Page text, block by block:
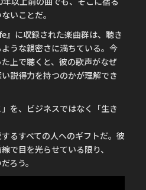
いことだ。
』に収録された楽曲群は、聴き
うな親密さに満ちている。今
上で聴くと、彼の歌声がなぜ
説得力を持つのかが理解でき
を、ビジネスではなく「生き
るすべての人へのギフトだ。彼
で目を光らせている限り、
ろう。